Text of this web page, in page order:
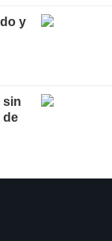
y
sin
de